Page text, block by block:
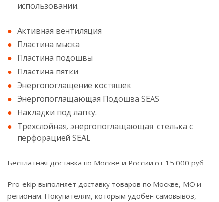
использовании.
Активная вентиляция
Пластина мыска
Пластина подошвы
Пластина пятки
Энергопоглащение костяшек
Энергопоглащающая Подошва SEAS
Накладки под лапку.
Трехслойная, энергопоглащающая стелька с
перфорацией SEAL
Бесплатная доставка по Москве и России от 15 000 руб.
Pro-ekip выполняет доставку товаров по Москве, МО и
регионам. Покупателям, которым удобен самовывоз,